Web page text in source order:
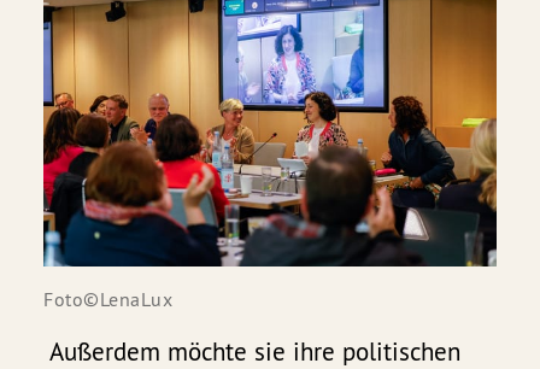
Foto©LenaLux
Außerdem möchte sie ihre politischen